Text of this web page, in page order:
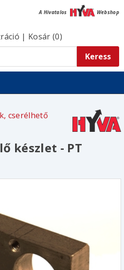
A Hivatalos Webshop
| Kosár (0)
cserélhető
készlet - PT